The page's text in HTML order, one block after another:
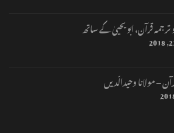
قرآن، ابو یحییٰ کے ساتھ
– مولانا وحیدالّدیں